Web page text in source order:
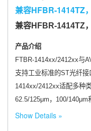
兼容HFBR-1414TZ
兼容HFBR-1414TZ
产品介绍
FTBR-1414xx/2412xx与
支持工业标准的ST光纤
1414xx/2412xx适配多种
62.5/125μm，100/140μm
Show Details